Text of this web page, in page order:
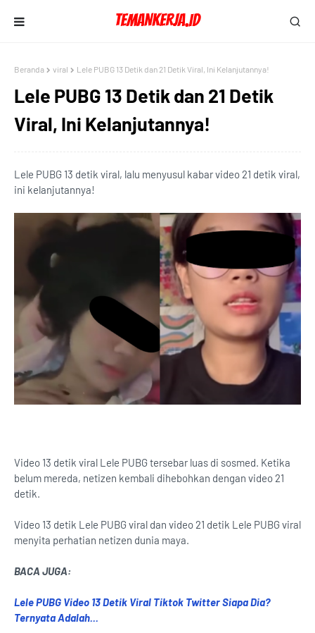
Beranda viral Lele PUBG 13 Detik dan 21 Detik Viral, Ini Kelanjutannya!
Lele PUBG 13 Detik dan 21 Detik
Viral, Ini Kelanjutannya!
Lele PUBG 13 detik viral, lalu menyusul kabar video 21 detik viral,
ini kelanjutannya!
Video 13 detik viral Lele PUBG tersebar luas di sosmed. Ketika
belum mereda, netizen kembali dihebohkan dengan video 21
detik.
Video 13 detik Lele PUBG viral dan video 21 detik Lele PUBG viral
menyita perhatian netizen dunia maya.
BACA JUGA:
Lele PUBG Video 13 Detik Viral Tiktok Twitter Siapa Dia?
Ternyata Adalah...